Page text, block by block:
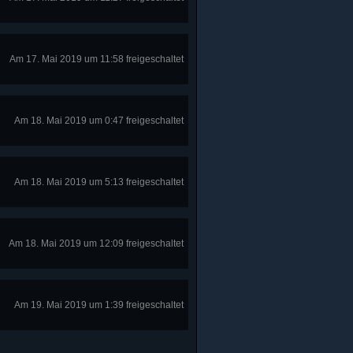
Am 17. Mai 2019 um 11:58 freigeschaltet
Am 18. Mai 2019 um 0:47 freigeschaltet
Am 18. Mai 2019 um 5:13 freigeschaltet
Am 18. Mai 2019 um 12:09 freigeschaltet
Am 19. Mai 2019 um 1:39 freigeschaltet